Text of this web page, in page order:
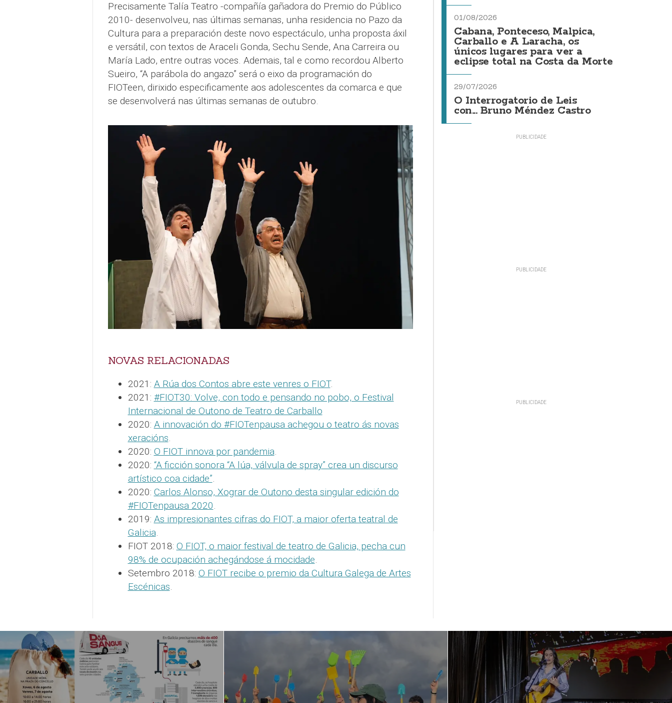
Precisamente Talía Teatro -compañía gañadora do Premio do Público
2010- desenvolveu, nas últimas semanas, unha residencia no Pazo da
Cultura para a preparación deste novo espectáculo, unha proposta áxil
e versátil, con textos de Araceli Gonda, Sechu Sende, Ana Carreira ou
María Lado, entre outras voces. Ademais, tal e como recordou Alberto
Sueiro, “A parábola do angazo” será o eixo da programación do
FIOTeen, dirixido especificamente aos adolescentes da comarca e que
se desenvolverá nas últimas semanas de outubro.
NOVAS RELACIONADAS
2021: A Rúa dos Contos abre este venres o FIOT.
2021: #FIOT30: Volve, con todo e pensando no pobo, o Festival
Internacional de Outono de Teatro de Carballo
2020: A innovación do #FIOTenpausa achegou o teatro ás novas
xeracións.
2020: O FIOT innova por pandemia.
2020: “A ficción sonora “A lúa, válvula de spray” crea un discurso
artístico coa cidade”.
2020: Carlos Alonso, Xograr de Outono desta singular edición do
#FIOTenpausa 2020.
2019: As impresionantes cifras do FIOT, a maior oferta teatral de
Galicia.
FIOT 2018: O FIOT, o maior festival de teatro de Galicia, pecha cun
98% de ocupación achegándose á mocidade.
Setembro 2018: O FIOT recibe o premio da Cultura Galega de Artes
Escénicas.
01/08/2026
Cabana, Ponteceso, Malpica,
Carballo e A Laracha, os
únicos lugares para ver a
eclipse total na Costa da Morte
29/07/2026
O Interrogatorio de Leis
con... Bruno Méndez Castro